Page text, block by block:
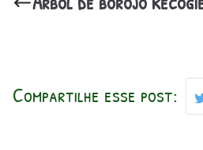
Compartilhe esse post: